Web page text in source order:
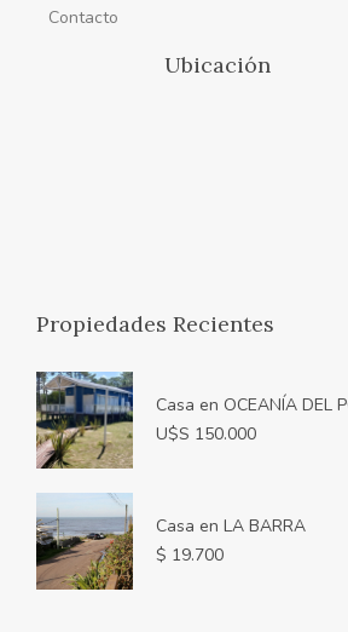
Contacto
Ubicación
Propiedades Recientes
Casa en OCEANÍA DEL
U$S 150.000
Casa en LA BARRA
$ 19.700